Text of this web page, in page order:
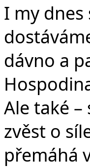
I my
dávno a
Ale také
zvěst o
přemáhá